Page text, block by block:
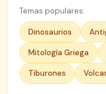
Temas populares:
Dinosaurios
Mitología Griega
Tiburones